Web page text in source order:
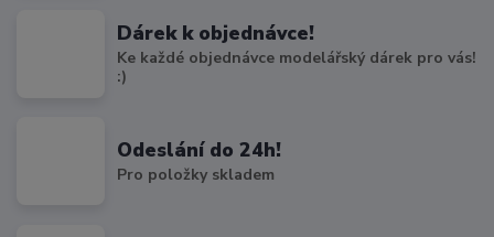
Dárek k objednávce!
Ke každé objednávce modelářský dárek pro vás!
:)
Odeslání do 24h!
Pro položky skladem